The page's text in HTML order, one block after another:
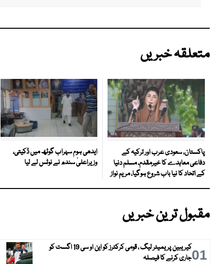
متعلقہ خبریں
پاکستان، سعودی عرب اور ترکیہ کے
دفاعی معاہدے کا خیرمقدم، مسلم دنیا
کے اتحاد کا نیا باب شروع ہوگیا، مریم نواز
ایدھی ہوم سہراب گوٹھ میں ڈکیتی،
وزیراعلیٰ سندھ نے نوٹس لے لیا
مقبول ترین خبریں
01
کیریبین پریمیئر لیگ ، قومی کرکٹرز کو این او سی 19 اگست کو
جاری کرنے کا فیصلہ